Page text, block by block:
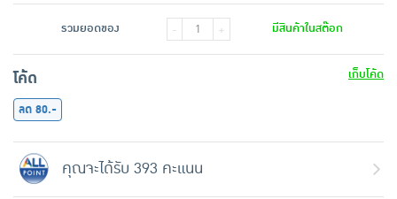
รวมยอดของ - + มีสินค้าในสต๊อก
โค้ด
เก็บโค้ด
ลด 80.-
คุณจะได้รับ 393 คะแนน